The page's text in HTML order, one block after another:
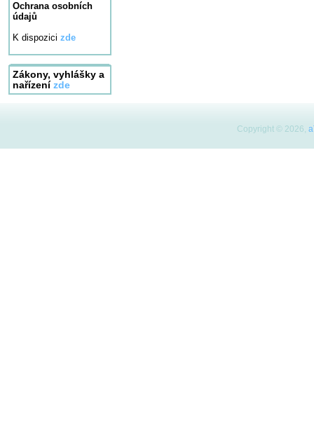
Ochrana osobních
údajů
K dispozici zde
Zákony, vyhlášky a
nařízení zde
Copyright © 2026,